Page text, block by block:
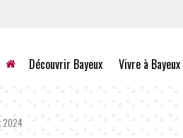
AccueilDécouvrir Bayeux Vivre à Bayeux
2024